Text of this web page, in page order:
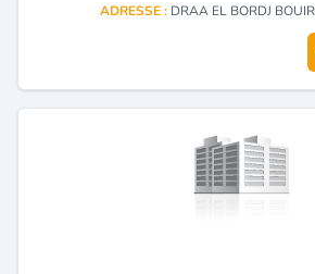
ADRESSE : DRAA EL BORDJ